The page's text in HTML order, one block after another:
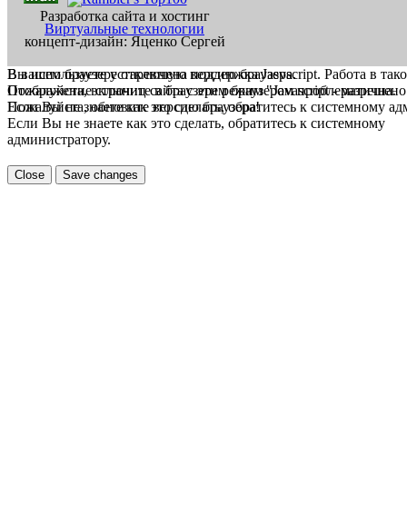
Разработка сайта и хостинг
Виртуальные технологии
концепт-дизайн: Яценко Сергей
В вашем браузере отключена поддержка Jasvscript. Работа в
Пожалуйста, включите в браузере режим "Javascript -
Если Вы не знаете как это сделать, обратитесь к системному
Вы используете устаревшую версию браузера.
Отображение страниц сайта с этим браузером проблематична.
Пожалуйста, обновите версию браузера!
Если Вы не знаете как это сделать, обратитесь к системному
администратору.
Close Save changes